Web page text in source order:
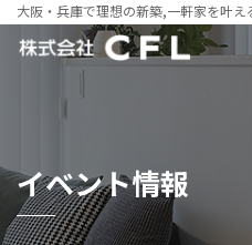
大阪・兵庫で理想の新築,一軒家を叶
イベント情報